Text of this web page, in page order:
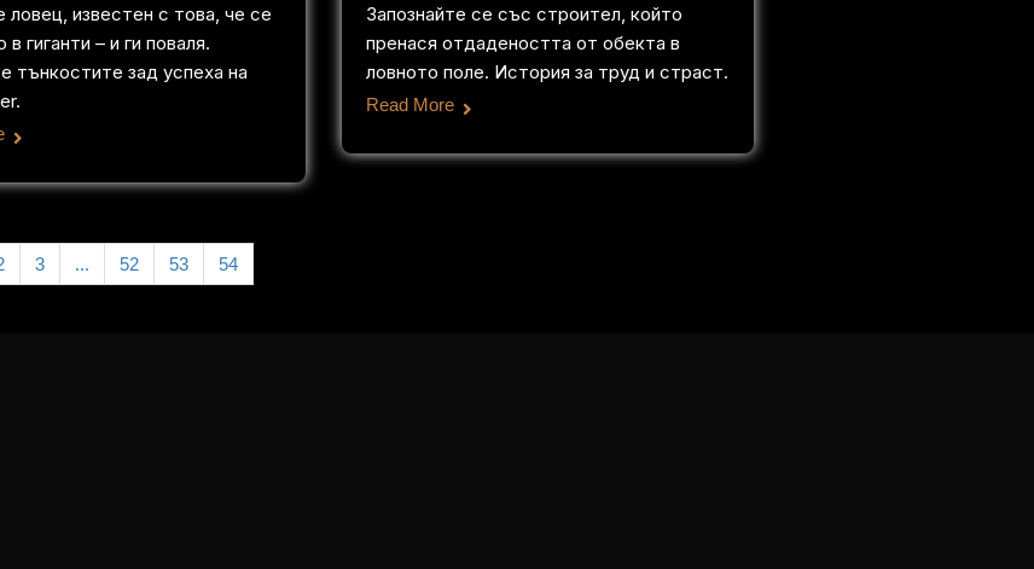
известен с това, че се
гиганти – и ги поваля.
тънкостите зад успеха на
Запознайте се със строител, който
пренася отдадеността от обекта в
ловното поле. История за труд и страст.
Read More
3 … 52 53 54